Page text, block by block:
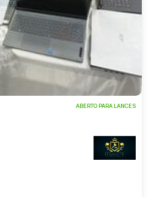
ABERTO PARA LANCES